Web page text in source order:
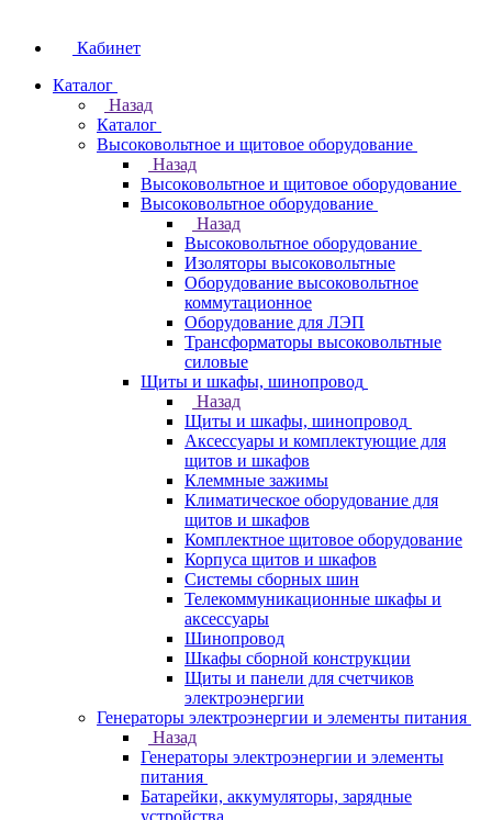
Кабинет
Каталог
Назад
Каталог
Высоковольтное и щитовое оборудование
Назад
Высоковольтное и щитовое оборудование
Высоковольтное оборудование
Назад
Высоковольтное оборудование
Изоляторы высоковольтные
Оборудование высоковольтное
коммутационное
Оборудование для ЛЭП
Трансформаторы высоковольтные
силовые
Щиты и шкафы, шинопровод
Назад
Щиты и шкафы, шинопровод
Аксессуары и комплектующие для
щитов и шкафов
Клеммные зажимы
Климатическое оборудование для
щитов и шкафов
Комплектное щитовое оборудование
Корпуса щитов и шкафов
Системы сборных шин
Телекоммуникационные шкафы и
аксессуары
Шинопровод
Шкафы сборной конструкции
Щиты и панели для счетчиков
электроэнергии
Генераторы электроэнергии и элементы питания
Назад
Генераторы электроэнергии и элементы
питания
Батарейки, аккумуляторы, зарядные
устройства